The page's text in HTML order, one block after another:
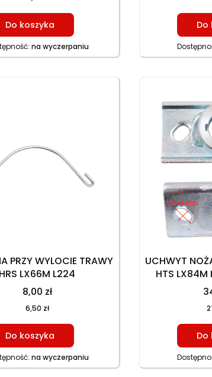
Do koszyka
na wyczerpaniu
Do
PRZY WYLOCIE TRAWY
LX66M L224
8,00 zł
6,50 zł
Do koszyka
na wyczerpaniu
UCHWYT
HTS LX84M
L452,
Do